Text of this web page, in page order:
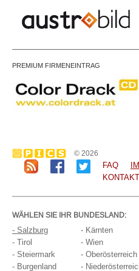
PREMIUM FIRMENEINTRAG
© 2026
FAQ
KONTAKT
WÄHLEN SIE IHR BUNDESLAND:
- Salzburg
- Tirol
- Steiermark
- Burgenland
- Kärnten
- Wien
- Oberösterreich
-